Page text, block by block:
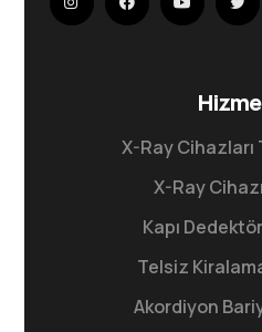
X-Ray Cihazları
X-Ray
Kapı
Telsiz
Akordiyon